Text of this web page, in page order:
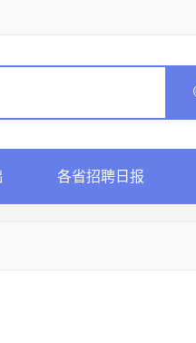
各省招聘日报